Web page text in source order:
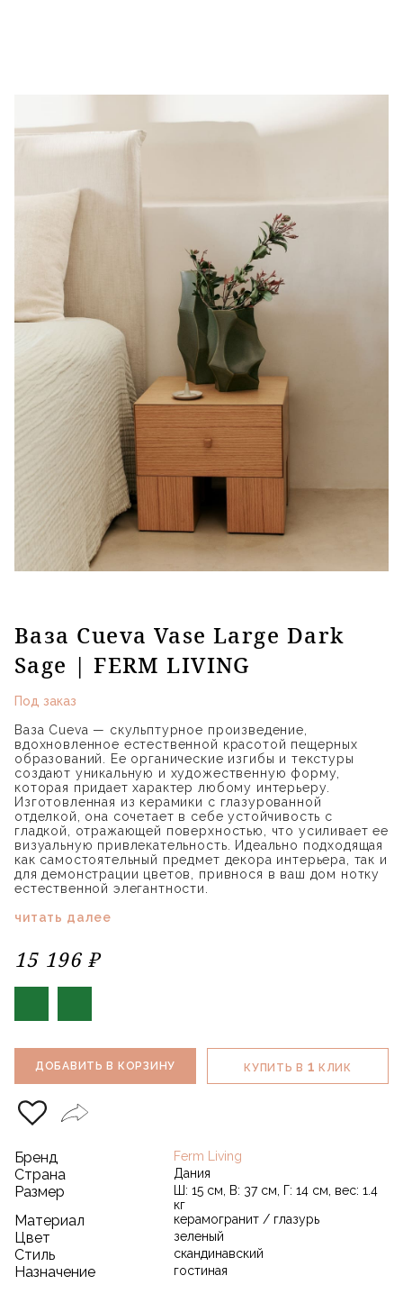
Ваза Cueva Vase Large Dark
Sage | FERM LIVING
Под заказ
Ваза Cueva — скульптурное произведение,
вдохновленное естественной красотой пещерных
образований. Ее органические изгибы и текстуры
создают уникальную и художественную форму,
которая придает характер любому интерьеру.
Изготовленная из керамики с глазурованной
отделкой, она сочетает в себе устойчивость с
гладкой, отражающей поверхностью, что усиливает ее
визуальную привлекательность. Идеально подходящая
как самостоятельный предмет декора интерьера, так и
для демонстрации цветов, привнося в ваш дом нотку
естественной элегантности.
читать далее
15 196 ₽
ДОБАВИТЬ В КОРЗИНУ КУПИТЬ В 1 КЛИК
Бренд Ferm Living
Страна Дания
Размер
Ш: 15 см, В: 37 см, Г: 14 см, вес: 1.4
кг
Материал керамогранит / глазурь
Цвет зеленый
Стиль скандинавский
Назначение гостиная